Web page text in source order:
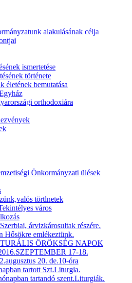
alakulásának célja
ismertetése
története
életének bemutatása
orthodoxiára
Önkormányzati ülések
törtlnetek
város
árvizkárosultak részére.
Hősökre emlékeztünk.
ÖRÖKSÉG NAPOK
17-18.
20. de.10-óra
tartott Szt.Liturgia.
tartandó szent.Liturgiák.